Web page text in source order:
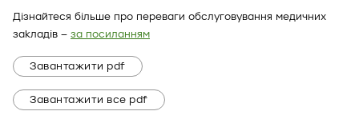
Дізнайтеся більше про переваги обслуговування медичних
закладів – за посиланням
Завантажити pdf
Завантажити все pdf